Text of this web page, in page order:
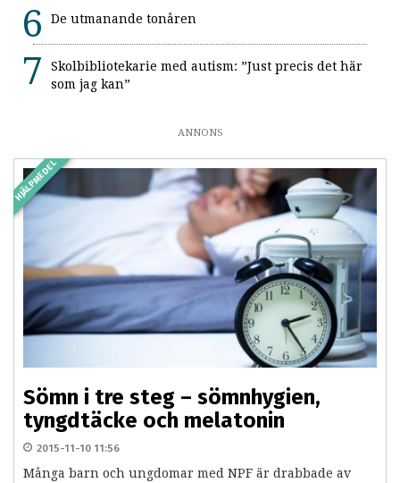
De utmanande tonåren
Skolbibliotekarie med autism: ”Just precis det här
som jag kan”
ANNONS
HJÄLPMEDEL
Sömn i tre steg – sömnhygien,
tyngdtäcke och melatonin
2015-11-10 11:56
Många barn och ungdomar med NPF är drabbade av